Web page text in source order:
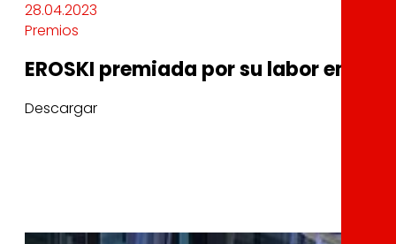
28.04.2023
Premios
EROSKI premiada por su labor en la
Descargar